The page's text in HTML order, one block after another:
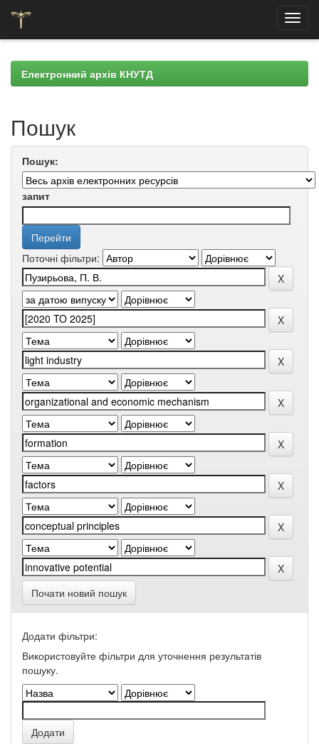
navigationЕлектронний архів КНУТД
Пошук
Пошук:
запит
Поточні фільтри:
Почати новий пошук
Додати фільтри:
Використовуйте фільтри для уточнення результатів
пошуку.